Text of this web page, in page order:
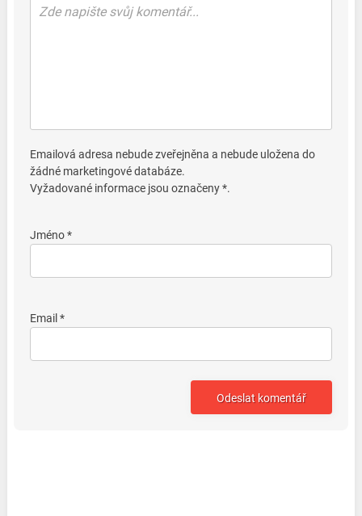
Emailová adresa nebude zveřejněna a nebude uložena do
žádné marketingové databáze.
Vyžadované informace jsou označeny *.
Jméno *
Email *